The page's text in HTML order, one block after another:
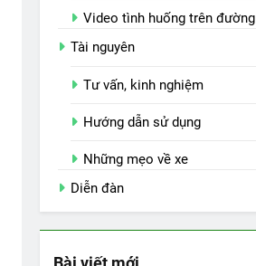
Video tình huống trên đường
Tài nguyên
Tư vấn, kinh nghiệm
Hướng dẫn sử dụng
Những mẹo về xe
Diễn đàn